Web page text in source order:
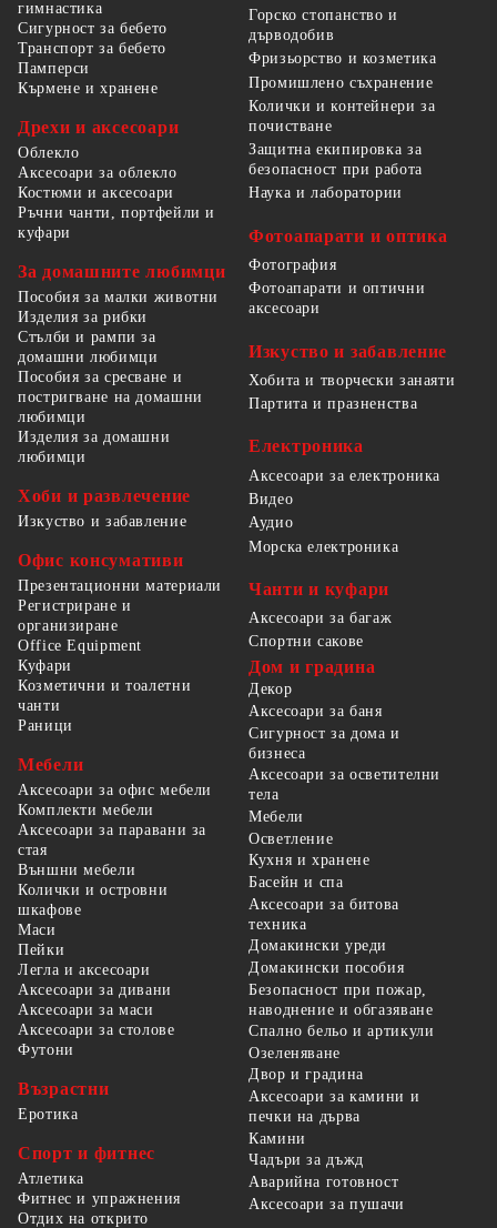
гимнастика
Сигурност за бебето
Транспорт за бебето
Памперси
Кърмене и хранене
Дрехи и аксесоари
Облекло
Аксесоари за облекло
Костюми и аксесоари
Ръчни чанти, портфейли и
куфари
За домашните любимци
Пособия за малки животни
Изделия за рибки
Стълби и рампи за
домашни любимци
Пособия за сресване и
постригване на домашни
любимци
Изделия за домашни
любимци
Хоби и развлечение
Изкуство и забавление
Офис консумативи
Презентационни материали
Регистриране и
организиране
Office Equipment
Горско стопанство и
дърводобив
Фризьорство и козметика
Промишлено съхранение
Колички и контейнери за
почистване
Защитна екипировка за
безопасност при работа
Наука и лаборатории
Фотоапарати и оптика
Фотография
Фотоапарати и оптични
аксесоари
Изкуство и забавление
Хобита и творчески занаяти
Партита и празненства
Електроника
Аксесоари за електроника
Видео
Аудио
Морска електроника
Чанти и куфари
Аксесоари за багаж
Спортни сакове
Куфари
Козметични и тоалетни
чанти
Раници
Мебели
Аксесоари за офис мебели
Комплекти мебели
Аксесоари за паравани за
стая
Външни мебели
Колички и островни
шкафове
Маси
Пейки
Легла и аксесоари
Аксесоари за дивани
Аксесоари за маси
Аксесоари за столове
Футони
Възрастни
Еротика
Спорт и фитнес
Атлетика
Фитнес и упражнения
Отдих на открито
Дом и градина
Декор
Аксесоари за баня
Сигурност за дома и
бизнеса
Аксесоари за осветителни
тела
Мебели
Осветление
Кухня и хранене
Басейн и спа
Аксесоари за битова
техника
Домакински уреди
Домакински пособия
Безопасност при пожар,
наводнение и обгазяване
Спално бельо и артикули
Озеленяване
Двор и градина
Аксесоари за камини и
печки на дърва
Камини
Чадъри за дъжд
Аварийна готовност
Аксесоари за пушачи